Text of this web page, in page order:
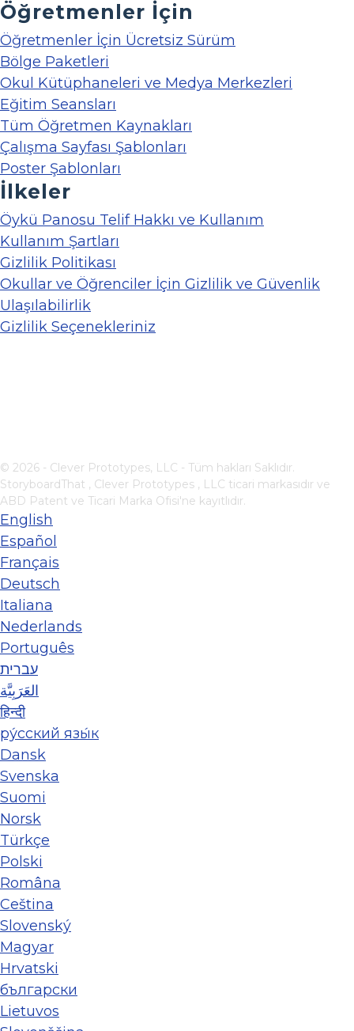
Öğretmenler İçin
Öğretmenler İçin Ücretsiz Sürüm
Bölge Paketleri
Okul Kütüphaneleri ve Medya Merkezleri
Eğitim Seansları
Tüm Öğretmen Kaynakları
Çalışma Sayfası Şablonları
Poster Şablonları
İlkeler
Öykü Panosu Telif Hakkı ve Kullanım
Kullanım Şartları
Gizlilik Politikası
Okullar ve Öğrenciler İçin Gizlilik ve Güvenlik
Ulaşılabilirlik
Gizlilik Seçenekleriniz
© 2026 - Clever Prototypes, LLC - Tüm hakları Saklıdır.
StoryboardThat , Clever Prototypes , LLC ticari markasıdır ve
ABD Patent ve Ticari Marka Ofisi'ne kayıtlıdır.
English
Español
Français
Deutsch
Italiana
Nederlands
Português
עברית
العَرَبِيَّة
हिन्दी
ру́сский язы́к
Dansk
Svenska
Suomi
Norsk
Türkçe
Polski
Româna
Ceština
Slovenský
Magyar
Hrvatski
български
Lietuvos